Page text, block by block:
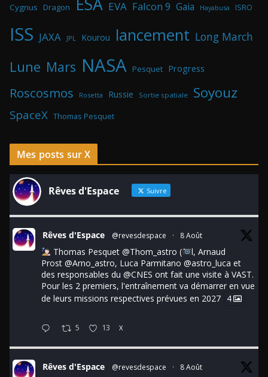
Cygnus Dragon EVA Falcon 9 Gaia Hayabusa ISRO
ISS JAXA JPL Kourou lancement Long March
Lune Mars NASA Pesquet Progress
Roscosmos Rosetta Russie Sortie spatiale Soyouz
SpaceX Thomas Pesquet
Mes posts sur X
Rêves d'Espace Suivre
Rêves d'Espace @revesdespace · 8 Août
Thomas Pesquet @Thom_astro (
l, Arnaud
Prost @Arno_astro, Luca Parmitano @astro_luca et
des responsables du @CNES ont fait une visite à VAST.
Pour les 2 premiers, l'entraînement va démarrer en vue
de leurs missions respectives prévues en 2027 4
5 13 X
Rêves d'Espace @revesdespace · 8 Août